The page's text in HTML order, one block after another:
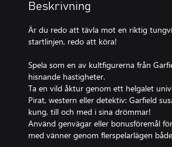
Beskrivning
Är du redo att tävla mot en riktig
startlinjen, redo att köra!
Spela som en av kultfigurerna från
hisnande hastigheter.
Ta en vild åktur genom ett helgalet
Pirat, western eller detektiv: Garfield
kung, till och med i sina drömmar!
Använd genvägar eller bonusföremål
med vänner genom flerspelarlägen